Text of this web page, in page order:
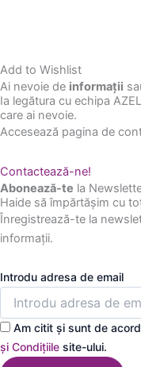
Add to Wishlist
Ai nevoie de informații
Ia legătura cu echipa
care ai nevoie.
Accesează pagina de
Contactează-ne!
Abonează-te la
Haide să împărtășim cu
Înregistrează-te la
informații.
Introdu adresa de email
Am citit și sunt de
și Condițiile site-ului.